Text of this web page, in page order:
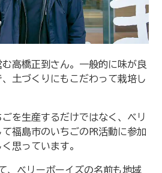
高橋正到さん。一般的に味が良
土づくりにもこだわって栽培し
を生産するだけではなく、ベリ
福島市のいちごのPR活動に参加
思っています。
、ベリーボーイズの名前も地域